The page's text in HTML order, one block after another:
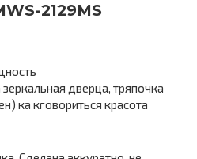
2129MS
дверца, тряпочка
ка кговориться красота